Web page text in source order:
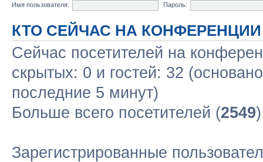
Имя пользователя:
Пароль:
КТО СЕЙЧАС НА КОНФЕРЕНЦИИ
Сейчас посетителей на
скрытых: 0 и гостей: 32
последние 5 минут)
Больше всего посетителей (2549
Зарегистрированные